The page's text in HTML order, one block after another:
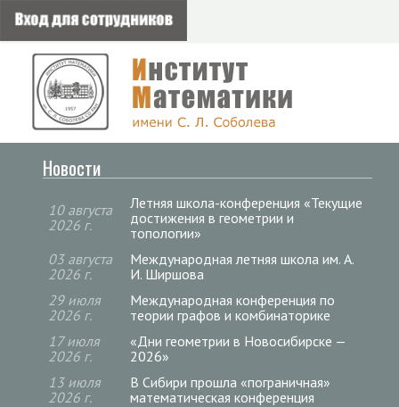
Новости
10 августа
2026 г.
Летняя школа-конференция «Текущие
достижения в геометрии и
топологии»
03 августа
2026 г.
Международная летняя школа им. А.
И. Ширшова
29 июля
2026 г.
Международная конференция по
теории графов и комбинаторике
17 июля
2026 г.
«Дни геометрии в Новосибирске —
2026»
13 июля
2026 г.
В Сибири прошла «пограничная»
математическая конференция